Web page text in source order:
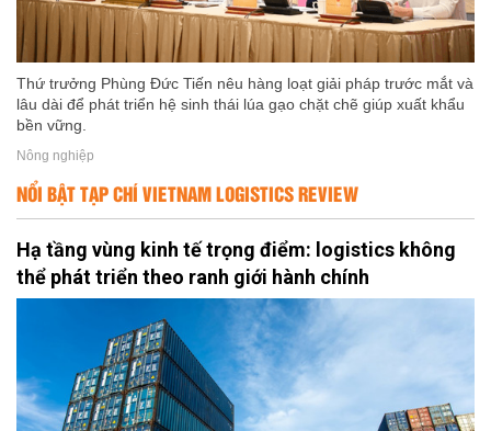
Thứ trưởng Phùng Đức Tiến nêu hàng loạt giải pháp trước mắt và
lâu dài để phát triển hệ sinh thái lúa gạo chặt chẽ giúp xuất khẩu
bền vững.
Nông nghiệp
NỔI BẬT TẠP CHÍ VIETNAM LOGISTICS REVIEW
Hạ tầng vùng kinh tế trọng điểm: logistics không
thể phát triển theo ranh giới hành chính